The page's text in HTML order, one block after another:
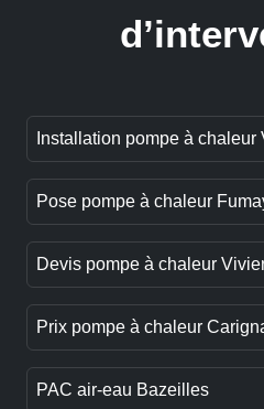
Installation pompe à chaleur
Pose pompe à chaleur
Devis pompe à chaleur
Prix pompe à chaleur
PAC air-eau Bazeilles